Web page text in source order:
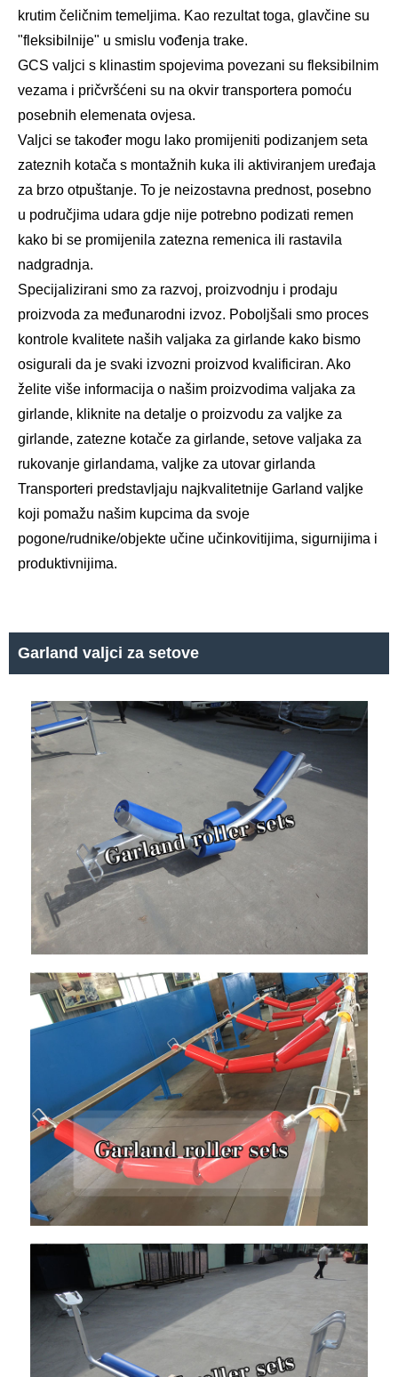
krutim čeličnim temeljima. Kao rezultat toga, glavčine su
"fleksibilnije" u smislu vođenja trake.
GCS valjci s klinastim spojevima povezani su fleksibilnim
vezama i pričvršćeni su na okvir transportera pomoću
posebnih elemenata ovjesa.
Valjci se također mogu lako promijeniti podizanjem seta
zateznih kotača s montažnih kuka ili aktiviranjem uređaja
za brzo otpuštanje. To je neizostavna prednost, posebno
u područjima udara gdje nije potrebno podizati remen
kako bi se promijenila zatezna remenica ili rastavila
nadgradnja.
Specijalizirani smo za razvoj, proizvodnju i prodaju
proizvoda za međunarodni izvoz. Poboljšali smo proces
kontrole kvalitete naših valjaka za girlande kako bismo
osigurali da je svaki izvozni proizvod kvalificiran. Ako
želite više informacija o našim proizvodima valjaka za
girlande, kliknite na detalje o proizvodu za valjke za
girlande, zatezne kotače za girlande, setove valjaka za
rukovanje girlandama, valjke za utovar girlanda
Transporteri predstavljaju najkvalitetnije Garland valjke
koji pomažu našim kupcima da svoje
pogone/rudnike/objekte učine učinkovitijima, sigurnijima i
produktivnijima.
Garland valjci za setove